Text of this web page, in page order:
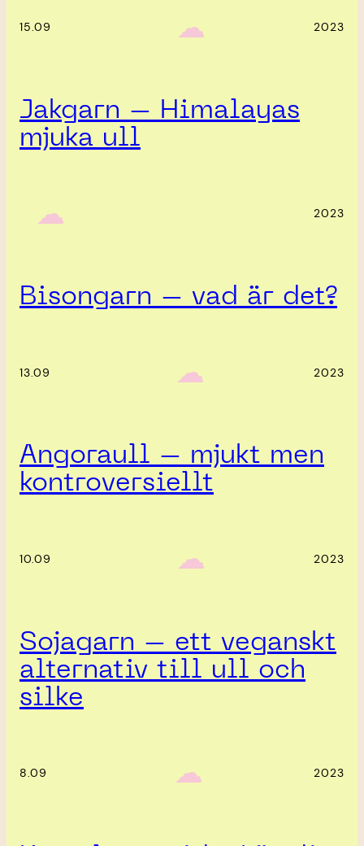
15.09 ‎ ‎‎ ☁︎‎‎ 2023
Jakgarn – Himalayas
mjuka ull
‎ ‎‎ ☁︎‎‎ 2023
Bisongarn – vad är det?
13.09 ‎ ‎‎ ☁︎‎‎ 2023
Angoraull – mjukt men
kontroversiellt
10.09 ‎ ‎‎ ☁︎‎‎ 2023
Sojagarn – ett veganskt
alternativ till ull och
silke
8.09 ‎ ‎‎ ☁︎‎‎ 2023